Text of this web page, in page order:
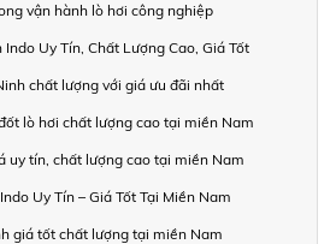
vận hành lò hơi công nghiệp
Uy Tín, Chất Lượng Cao, Giá Tốt
chất lượng với giá ưu đãi nhất
lò hơi chất lượng cao tại miền Nam
uy tín, chất lượng cao tại miền Nam
Uy Tín – Giá Tốt Tại Miền Nam
giá tốt chất lượng tại miền Nam